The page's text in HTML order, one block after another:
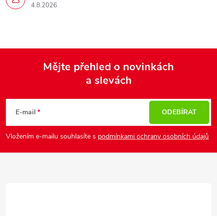
4.8.2026
Mějte přehled o novinkách
a slevách
E-mail
Vložením e-mailu souhlasíte s podmínkami ochrany osobních údajů
ODEBÍRAT